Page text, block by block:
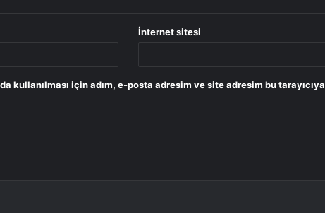
İnternet sitesi
kullanılması için adım, e-posta adresim ve site adresim bu tarayıcıya